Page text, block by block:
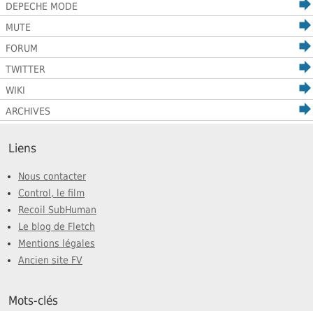
DEPECHE MODE
MUTE
FORUM
TWITTER
WIKI
ARCHIVES
Liens
Nous contacter
Control, le film
Recoil SubHuman
Le blog de Fletch
Mentions légales
Ancien site FV
Mots-clés